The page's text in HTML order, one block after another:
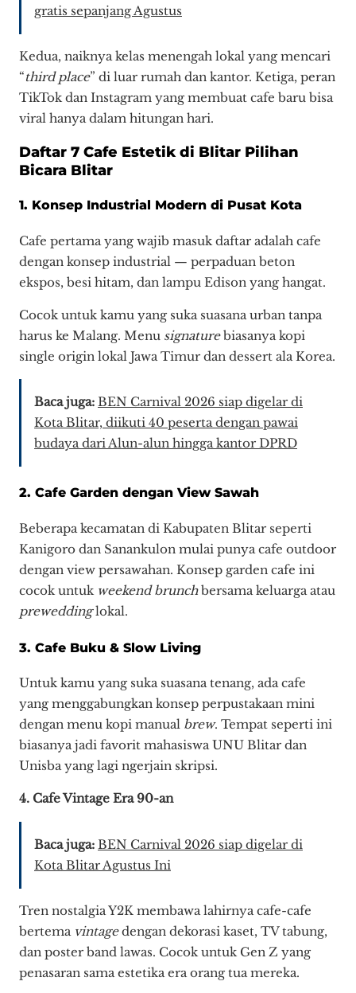
gratis sepanjang Agustus
Kedua, naiknya kelas menengah lokal yang mencari
“third place” di luar rumah dan kantor. Ketiga, peran
TikTok dan Instagram yang membuat cafe baru bisa
viral hanya dalam hitungan hari.
Daftar 7 Cafe Estetik di Blitar Pilihan
Bicara Blitar
1. Konsep Industrial Modern di Pusat Kota
Cafe pertama yang wajib masuk daftar adalah cafe
dengan konsep industrial — perpaduan beton
ekspos, besi hitam, dan lampu Edison yang hangat.
Cocok untuk kamu yang suka suasana urban tanpa
harus ke Malang. Menu signaturebiasanya kopi
single origin lokal Jawa Timur dan dessert ala Korea.
Baca juga: BEN Carnival 2026 siap digelar di
Kota Blitar, diikuti 40 peserta dengan pawai
budaya dari Alun-alun hingga kantor DPRD
2. Cafe Garden dengan View Sawah
Beberapa kecamatan di Kabupaten Blitar seperti
Kanigoro dan Sanankulon mulai punya cafe outdoor
dengan view persawahan. Konsep garden cafe ini
cocok untuk weekend brunchbersama keluarga atau
preweddinglokal.
3. Cafe Buku & Slow Living
Untuk kamu yang suka suasana tenang, ada cafe
yang menggabungkan konsep perpustakaan mini
dengan menu kopi manual brew. Tempat seperti ini
biasanya jadi favorit mahasiswa UNU Blitar dan
Unisba yang lagi ngerjain skripsi.
4. Cafe Vintage Era 90-an
Baca juga: BEN Carnival 2026 siap digelar di
Kota Blitar Agustus Ini
Tren nostalgia Y2K membawa lahirnya cafe-cafe
bertema vintagedengan dekorasi kaset, TV tabung,
dan poster band lawas. Cocok untuk Gen Z yang
penasaran sama estetika era orang tua mereka.